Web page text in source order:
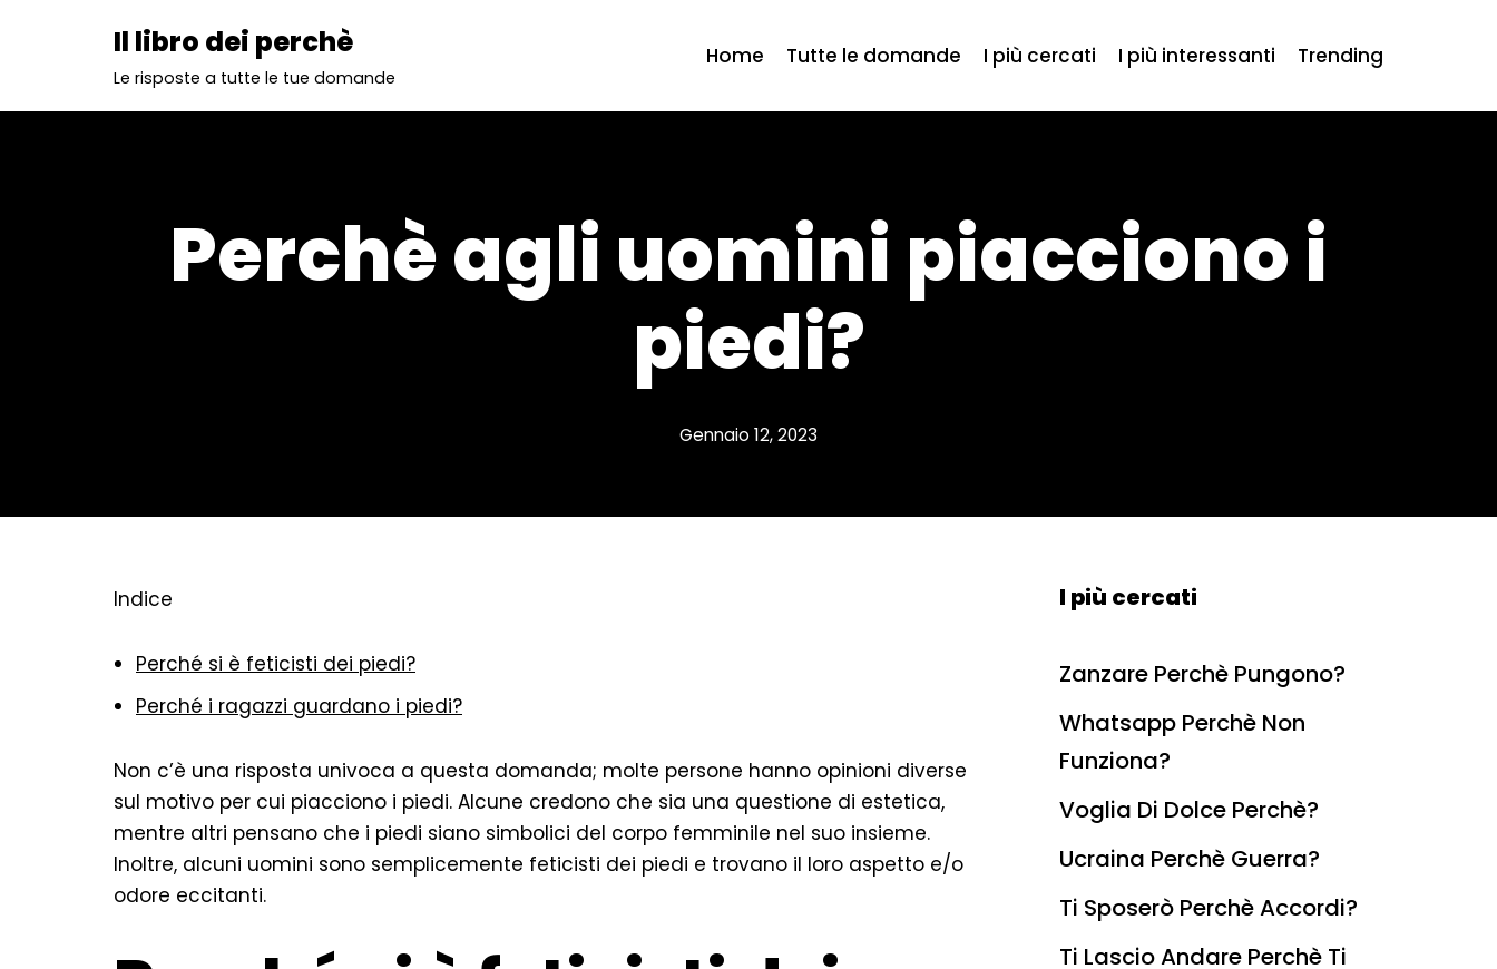
Il libro dei perchè
Le risposte a tutte le tue domande
Home Tutte le domande I più cercati I più interessanti Trending
Perchè agli uomini piacciono i
piedi?
Gennaio 12, 2023
Indice
Perché si è feticisti dei piedi?
Perché i ragazzi guardano i piedi?
Non c’è una risposta univoca a questa domanda; molte persone hanno opinioni diverse
sul motivo per cui piacciono i piedi. Alcune credono che sia una questione di estetica,
mentre altri pensano che i piedi siano simbolici del corpo femminile nel suo insieme.
Inoltre, alcuni uomini sono semplicemente feticisti dei piedi e trovano il loro aspetto e/o
odore eccitanti.
I più cercati
Zanzare Perchè Pungono?
Whatsapp Perchè Non
Funziona?
Voglia Di Dolce Perchè?
Ucraina Perchè Guerra?
Ti Sposerò Perchè Accordi?
Ti Lascio Andare Perchè Ti